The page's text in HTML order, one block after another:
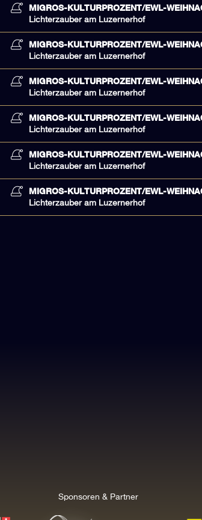
MIGROS-KULTURPROZENT/EWL-
Lichterzauber am Luzernerhof
MIGROS-KULTURPROZENT/EWL-
Lichterzauber am Luzernerhof
MIGROS-KULTURPROZENT/EWL-
Lichterzauber am Luzernerhof
MIGROS-KULTURPROZENT/EWL-
Lichterzauber am Luzernerhof
MIGROS-KULTURPROZENT/EWL-
Lichterzauber am Luzernerhof
MIGROS-KULTURPROZENT/EWL-
Lichterzauber am Luzernerhof
Sponsoren & Partner